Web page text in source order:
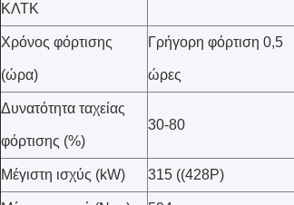
ΚΛΤΚ
Χρόνος φόρτισης
(ώρα)
Γρήγορη φόρτιση 0,5
ώρες
Δυνατότητα ταχείας
φόρτισης (%)
30-80
Μέγιστη ισχύς (kW) 315 ((428P)